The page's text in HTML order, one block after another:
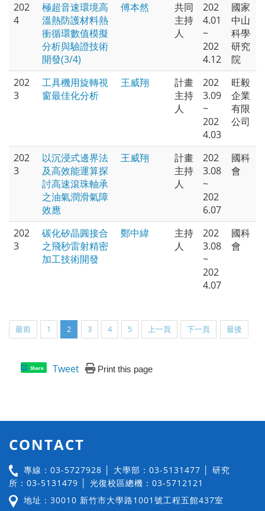
202
4
極超音速環境高
溫熱防護材料熱
衝循環數值模擬
分析與驗證技術
開發(3/4)
傅本然
共同
主持
人
202
4.01
~
202
4.12
國家
中山
科學
研究
院
202
3
工具機用旋轉視
窗最佳化分析
王威翔
計畫
主持
人
202
3.09
~
202
4.03
旺毅
企業
有限
公司
202
3
以沉浸式邊界法
及高效能運算探
討高速滾珠軸承
之油氣潤滑氣障
效應
王威翔
計畫
主持
人
202
3.08
~
202
6.07
國科
會
202
3
碳化矽晶圓接合
之飛秒雷射精密
加工技術開發
鄭中緯
主持
人
202
3.08
~
202
4.07
國科
會
最前 1 2 3 4 5 上一頁 下一頁 最後
Share Tweet Print this page
CONTACT
專線：03-5727928 │ 大學部：03-5131477 │ 研究
所：03-5131479 │ 光復校區總機：03-5712121
地址：30010 新竹市大學路1001號工程五館437室